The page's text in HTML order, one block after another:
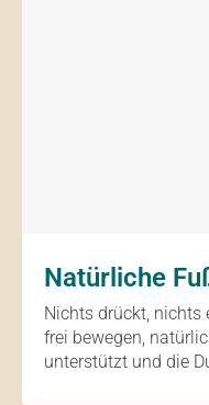
Natürliche
Nichts drückt, nichts
frei bewegen,
unterstützt und die